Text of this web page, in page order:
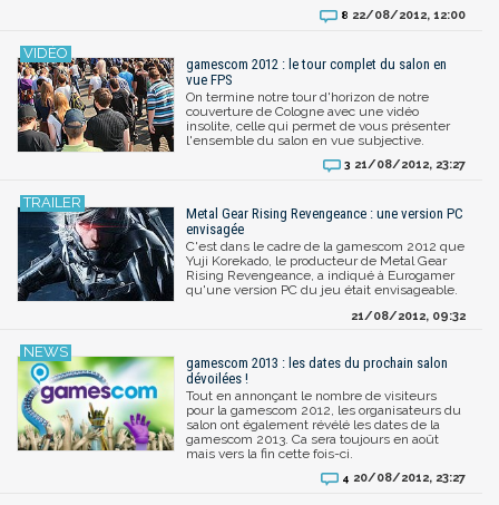
8 22/08/2012, 12:00
gamescom 2012 : le tour complet du salon en
vue FPS
On termine notre tour d'horizon de notre
couverture de Cologne avec une vidéo
insolite, celle qui permet de vous présenter
l'ensemble du salon en vue subjective.
3 21/08/2012, 23:27
Metal Gear Rising Revengeance : une version PC
envisagée
C'est dans le cadre de la gamescom 2012 que
Yuji Korekado, le producteur de Metal Gear
Rising Revengeance, a indiqué à Eurogamer
qu'une version PC du jeu était envisageable.
21/08/2012, 09:32
gamescom 2013 : les dates du prochain salon
dévoilées !
Tout en annonçant le nombre de visiteurs
pour la gamescom 2012, les organisateurs du
salon ont également révélé les dates de la
gamescom 2013. Ca sera toujours en août
mais vers la fin cette fois-ci.
4 20/08/2012, 23:27